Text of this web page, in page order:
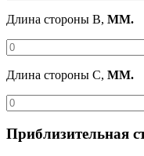
Длина стороны B, ММ.
Длина стороны C, ММ.
Приблизительная